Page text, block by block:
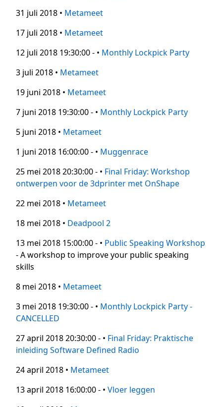
31 juli 2018 • Metameet
17 juli 2018 • Metameet
12 juli 2018 19:30:00 - • Monthly Lockpick Party
3 juli 2018 • Metameet
19 juni 2018 • Metameet
7 juni 2018 19:30:00 - • Monthly Lockpick Party
5 juni 2018 • Metameet
1 juni 2018 16:00:00 - • Muggenrace
25 mei 2018 20:30:00 - • Final Friday: Workshop
ontwerpen voor de 3dprinter met OnShape
22 mei 2018 • Metameet
18 mei 2018 • Deadpool 2
13 mei 2018 15:00:00 - • Public Speaking Workshop
- A workshop to improve your public speaking
skills
8 mei 2018 • Metameet
3 mei 2018 19:30:00 - • Monthly Lockpick Party -
CANCELLED
27 april 2018 20:30:00 - • Final Friday: Praktische
inleiding Software Defined Radio
24 april 2018 • Metameet
13 april 2018 16:00:00 - • Vloer leggen